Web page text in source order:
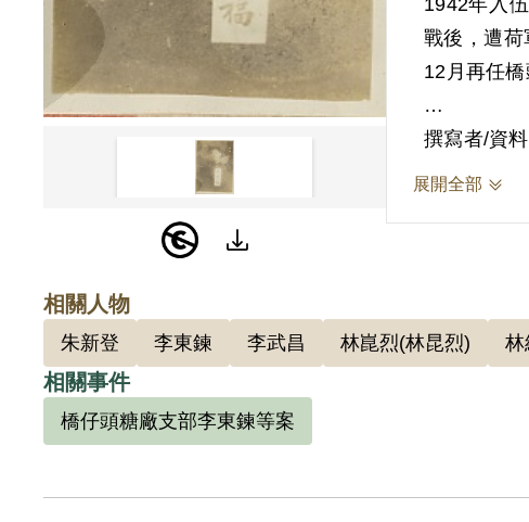
1942年入
戰後，遭荷
12月再任
之方法顛
是不知覺
案，亦遭
撰寫者/資
展開全部
相關人物
朱新登 李東鍊 李武昌 林崑烈(林昆烈) 林
相關事件
橋仔頭糖廠支部李東鍊等案